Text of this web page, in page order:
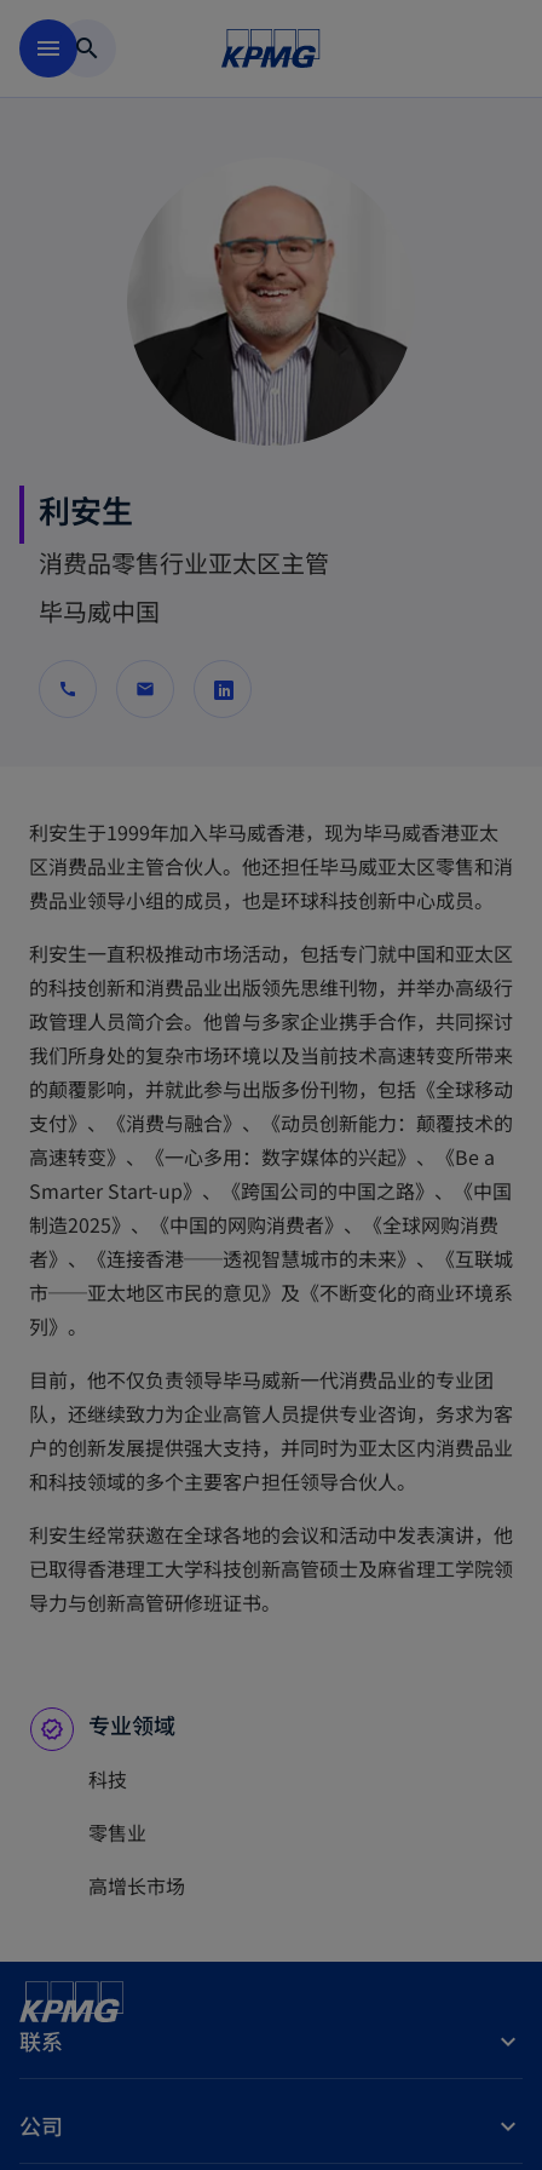
menu search
利安生
消费品零售行业亚太区主管
毕马威中国
call mail
n
s
i
n
a
n
e
w
t
a
利安生于1999年加入毕马威香港，现为毕马威香港亚太
区消费品业主管合伙人。他还担任毕马威亚太区零售和消
费品业领导小组的成员，也是环球科技创新中心成员。
利安生一直积极推动市场活动，包括专门就中国和亚太区
的科技创新和消费品业出版领先思维刊物，并举办高级行
政管理人员简介会。他曾与多家企业携手合作，共同探讨
我们所身处的复杂市场环境以及当前技术高速转变所带来
的颠覆影响，并就此参与出版多份刊物，包括《全球移动
支付》、《消费与融合》、《动员创新能力：颠覆技术的
高速转变》、《一心多用：数字媒体的兴起》、《Be a
Smarter Start-up》、《跨国公司的中国之路》、《中国
制造2025》、《中国的网购消费者》、《全球网购消费
者》、《连接香港──透视智慧城市的未来》、《互联城
市──亚太地区市民的意见》及《不断变化的商业环境系
列》。
目前，他不仅负责领导毕马威新一代消费品业的专业团
队，还继续致力为企业高管人员提供专业咨询，务求为客
户的创新发展提供强大支持，并同时为亚太区内消费品业
和科技领域的多个主要客户担任领导合伙人。
利安生经常获邀在全球各地的会议和活动中发表演讲，他
已取得香港理工大学科技创新高管硕士及麻省理工学院领
导力与创新高管研修班证书。
专业领域
科技
零售业
高增长市场
联系
公司